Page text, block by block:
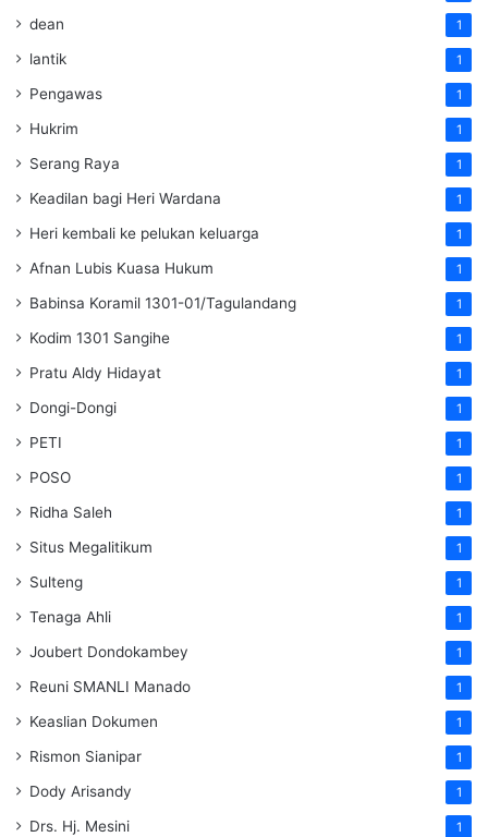
dean 1
lantik 1
Pengawas 1
Hukrim 1
Serang Raya 1
Keadilan bagi Heri Wardana 1
Heri kembali ke pelukan keluarga 1
Afnan Lubis Kuasa Hukum 1
Babinsa Koramil 1301-01/Tagulandang 1
Kodim 1301 Sangihe 1
Pratu Aldy Hidayat 1
Dongi-Dongi 1
PETI 1
POSO 1
Ridha Saleh 1
Situs Megalitikum 1
Sulteng 1
Tenaga Ahli 1
Joubert Dondokambey 1
Reuni SMANLI Manado 1
Keaslian Dokumen 1
Rismon Sianipar 1
Dody Arisandy 1
Drs. Hj. Mesini 1